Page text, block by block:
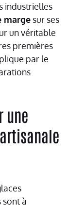
industrielles
marge sur ses
un véritable
premières
par le
une
sont à